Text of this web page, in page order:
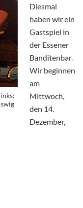
Diesmal
haben wir ein
Gastspiel in
der Essener
Banditenbar.
Wir beginnen
am
Mittwoch,
den 14.
Dezember,